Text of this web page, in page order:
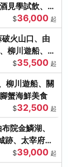
見學試飲、豪
$36,000 起
火山口、由
柳川遊船、地
$35,500 起
柳川遊船、關
蟹海鮮美食
$32,500 起
院金鱗湖、
跡、太宰府天
$39,000 起